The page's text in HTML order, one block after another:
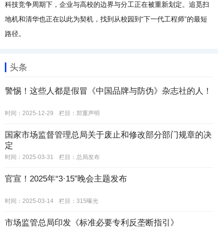
科技竞争周期下，企业与高校的边界与分工正在被重新划定。追觅扫
地机和清华也正在以此为契机，找到从校园到“下一代工程师”的最短
路径。
头条
警惕！这些人都是假冒《中国品牌与防伪》杂志社的人！
时间：2025-12-29 栏目： 郑重声明
国家市场监督管理总局关于废止和修改部分部门规章的决
定
时间：2025-03-31 栏目： 总局发布
官宣！2025年“3·15”晚会主题发布
时间：2025-03-14 栏目： 315曝光
市场监管总局印发《标准必要专利反垄断指引》